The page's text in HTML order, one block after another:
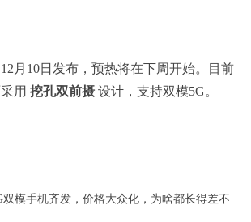
月10日发布，预热将在下周开始。目前
用 挖孔双前摄 设计，支持双模5G。